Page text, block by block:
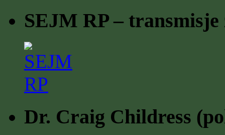
SEJM RP –
Dr. Craig Childress